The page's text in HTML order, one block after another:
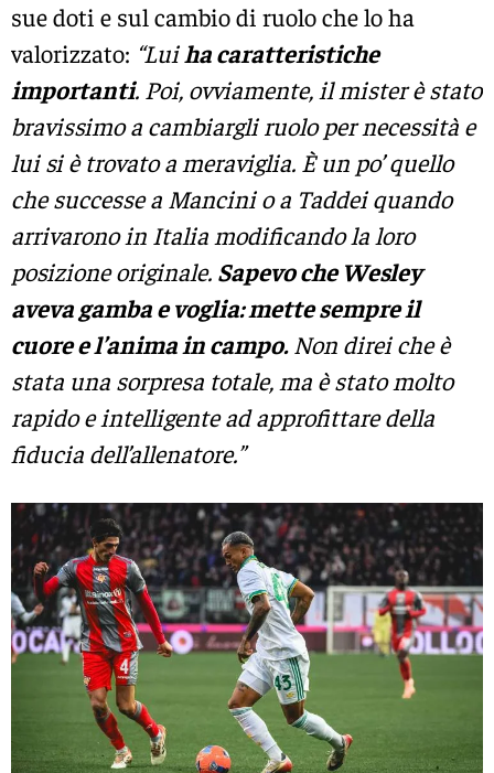
sue doti e sul cambio di ruolo che lo ha
valorizzato: “Luiha caratteristiche
importanti. Poi, ovviamente, il mister è stato
bravissimo a cambiargli ruolo per necessità e
lui si è trovato a meraviglia. È un po’ quello
che successe a Mancini o a Taddei quando
arrivarono in Italia modificando la loro
posizione originale. Sapevo che Wesley
aveva gamba e voglia: mette sempre il
cuore e l’anima in campo.Non direi che è
stata una sorpresa totale, ma è stato molto
rapido e intelligente ad approfittare della
fiducia dell’allenatore.”